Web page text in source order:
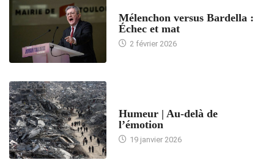
Mélenchon versus Bardella :
Échec et mat
2 février 2026
Humeur | Au-delà de
l’émotion
19 janvier 2026